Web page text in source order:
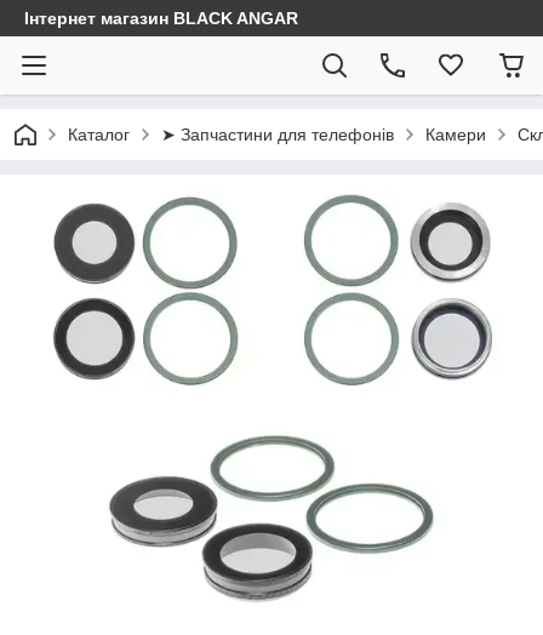
Інтернет магазин BLACK ANGAR
Каталог ➤ Запчастини для телефонів Камери